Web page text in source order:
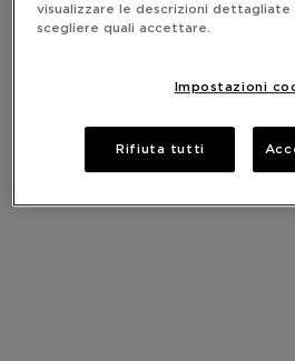
visualizzare le descrizioni
scegliere quali accettare.
Impostazioni
Rifiuta tutti